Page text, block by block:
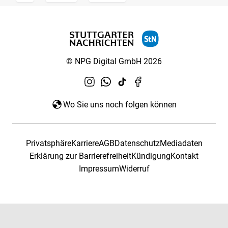
© NPG Digital GmbH 2026
Wo Sie uns noch folgen können
PrivatsphäreKarriereAGBDatenschutzMediadaten
Erklärung zur BarrierefreiheitKündigungKontakt
ImpressumWiderruf